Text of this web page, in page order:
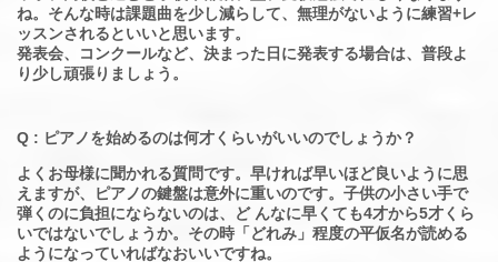
ね。そんな時は課題曲を少し減らして、無理がないように練習+レ
ッスンされるといいと思います。
発表会、コンクールなど、決まった日に発表する場合は、普段よ
り少し頑張りましょう。
Q : ピアノを始めるのは何才くらいがいいのでしょうか？
よくお母様に聞かれる質問です。早ければ早いほど良いように思
えますが、ピアノの鍵盤は意外に重いのです。子供の小さい手で
弾くのに負担にならないのは、ど んなに早くても4才から5才くら
いではないでしょうか。その時「どれみ」程度の平仮名が読める
ようになっていればなおいいですね。